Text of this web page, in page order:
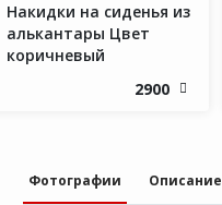
Накидки на сиденья из
алькантары Цвет
коричневый
2900
Фотографии Описание